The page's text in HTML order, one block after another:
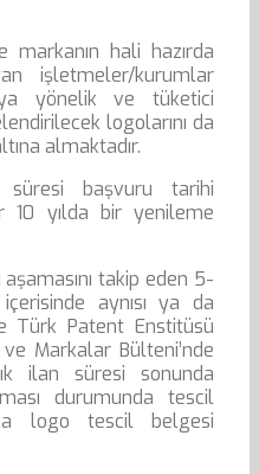
hali hazırda
işletmeler/kurumlar
yönelik ve tüketici
logolarını da
almaktadır.
başvuru tarihi
10 yılda bir yenileme
takip eden 5-
aynısı ya da
Türk Patent Enstitüsü
Markalar Bülteni’nde
ilan süresi sonunda
durumunda tescil
logo tescil belgesi